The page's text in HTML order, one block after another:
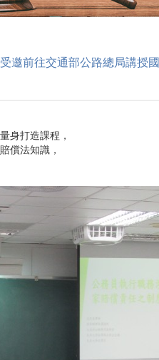
受邀前往交通部公路總局講授
身打造課程，
償法知識，